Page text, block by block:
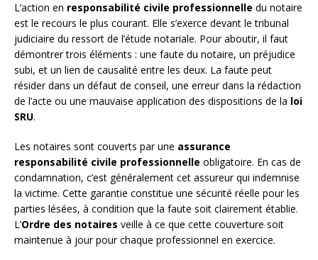
L’action en responsabilité civile professionnelle du notaire
est le recours le plus courant. Elle s’exerce devant le tribunal
judiciaire du ressort de l’étude notariale. Pour aboutir, il faut
démontrer trois éléments : une faute du notaire, un préjudice
subi, et un lien de causalité entre les deux. La faute peut
résider dans un défaut de conseil, une erreur dans la rédaction
de l’acte ou une mauvaise application des dispositions de la loi
SRU.
Les notaires sont couverts par une assurance
responsabilité civile professionnelle obligatoire. En cas de
condamnation, c’est généralement cet assureur qui indemnise
la victime. Cette garantie constitue une sécurité réelle pour les
parties lésées, à condition que la faute soit clairement établie.
L’Ordre des notaires veille à ce que cette couverture soit
maintenue à jour pour chaque professionnel en exercice.